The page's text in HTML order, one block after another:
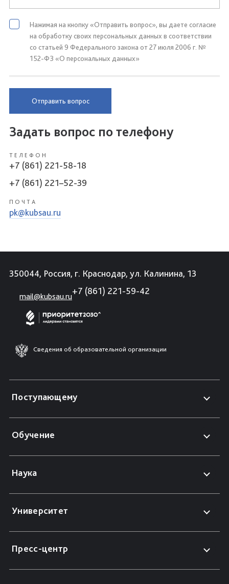
Нажимая на кнопку «Отправить вопрос», вы даете согласие
на обработку своих персональных данных в соответствии
со статьей 9 Федерального закона от 27 июля 2006 г. №
152-ФЗ «О персональных данных»
Отправить вопрос
Задать вопрос по телефону
ТЕЛЕФОН
+7 (861) 221-58-18
+7 (861) 221–52-39
ПОЧТА
pk@kubsau.ru
350044, Россия, г. Краснодар, ул. Калинина, 13
mail@kubsau.ru
+7 (861) 221-59-42
Сведения об образовательной организации
Поступающему
Обучение
Наука
Университет
Пресс-центр